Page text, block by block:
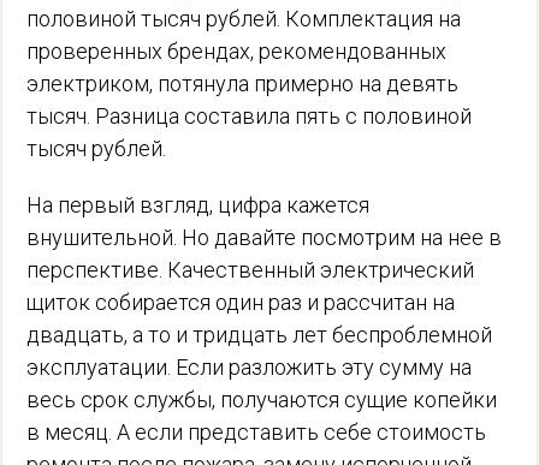
половиной тысяч рублей. Комплектация на
проверенных брендах, рекомендованных
электриком, потянула примерно на девять
тысяч. Разница составила пять с половиной
тысяч рублей.
На первый взгляд, цифра кажется
внушительной. Но давайте посмотрим на нее в
перспективе. Качественный электрический
щиток собирается один раз и рассчитан на
двадцать, а то и тридцать лет беспроблемной
эксплуатации. Если разложить эту сумму на
весь срок службы, получаются сущие копейки
в месяц. А если представить себе стоимость